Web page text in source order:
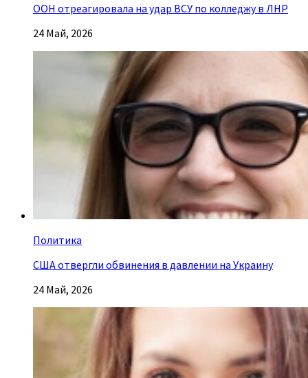
ООН отреагировала на удар ВСУ по колледжу в ЛНР
24 Май, 2026
Политика
США отвергли обвинения в давлении на Украину
24 Май, 2026